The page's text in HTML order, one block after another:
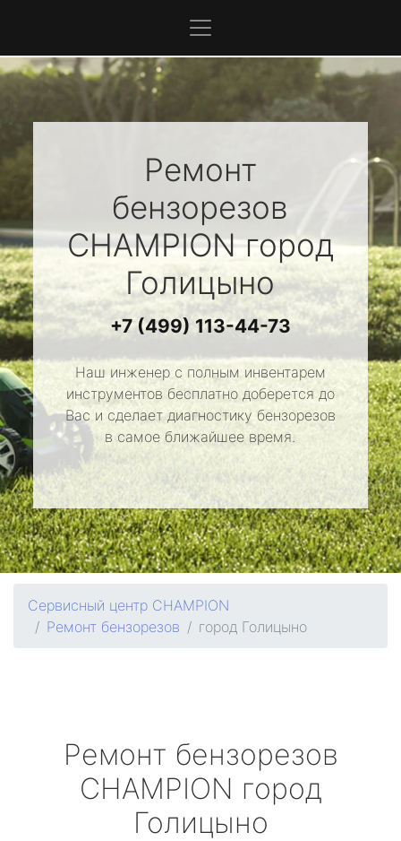
Ремонт
бензорезов
CHAMPIONгород
Голицыно
+7 (499) 113-44-73
Наш инженер с полным инвентарем
инструментов бесплатно доберется до
Вас и сделает диагностику бензорезов
в самое ближайшее время.
Сервисный центр CHAMPION
Ремонт бензорезов
город Голицыно
Ремонт бензорезов
CHAMPION город
Голицыно